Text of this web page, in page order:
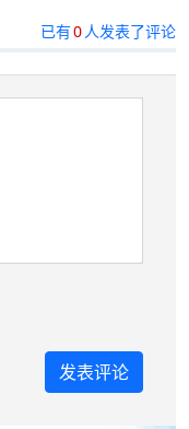
已有0人发表了评论